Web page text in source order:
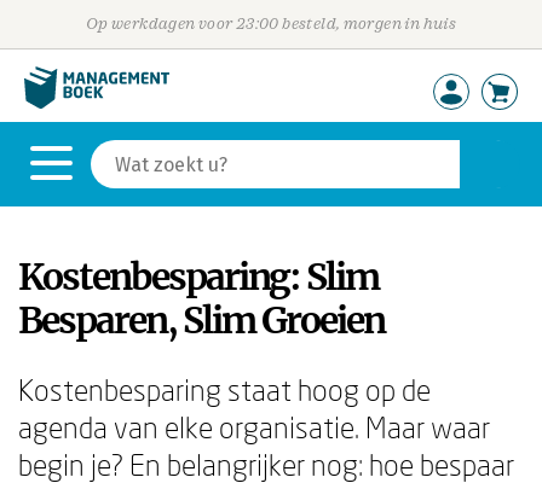
Op werkdagen voor 23:00 besteld, morgen in huis
Kostenbesparing: Slim
Besparen, Slim Groeien
Kostenbesparing staat hoog op de
agenda van elke organisatie. Maar waar
begin je? En belangrijker nog: hoe bespaar